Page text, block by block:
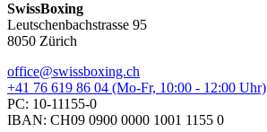
SwissBoxing
Leutschenbachstrasse 95
8050 Zürich
office@swissboxing.ch
+41 76 619 86 04 (Mo-Fr, 10:00 - 12:00 Uhr)
PC: 10-11155-0
IBAN: CH09 0900 0000 1001 1155 0